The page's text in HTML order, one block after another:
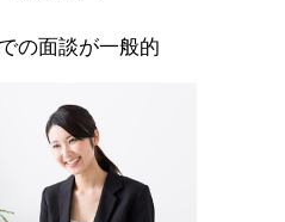
の面談が一般的